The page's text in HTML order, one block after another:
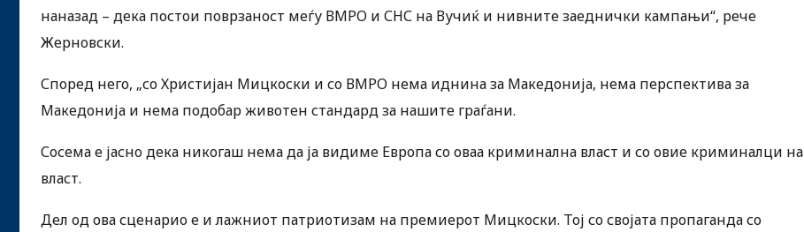
наназад – дека постои поврзаност меѓу ВМРО и СНС на Вучиќ и нивните заеднички кампањи“, рече
Жерновски.
Според него, „со Христијан Мицкоски и со ВМРО нема иднина за Македонија, нема перспектива за
Македонија и нема подобар животен стандард за нашите граѓани.
Сосема е јасно дека никогаш нема да ја видиме Европа со оваа криминална власт и со овие криминалци на
власт.
Дел од ова сценарио е и лажниот патриотизам на премиерот Мицкоски. Тој со својата пропаганда со